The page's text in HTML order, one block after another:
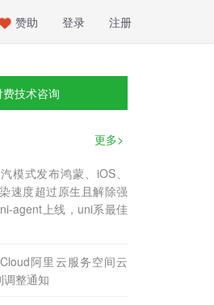
注册
登录
赞助
费技术咨询
更多>
模式发布鸿蒙、iOS、
速度超过原生且解除强
agent上线，uni系最佳
阿里云服务空间云
调整通知